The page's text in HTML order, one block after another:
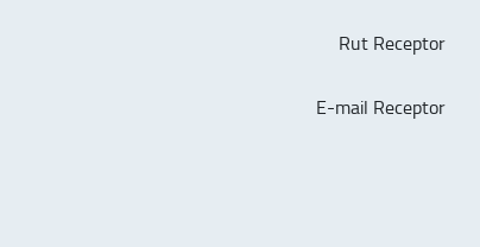
Rut Receptor
E-mail Receptor